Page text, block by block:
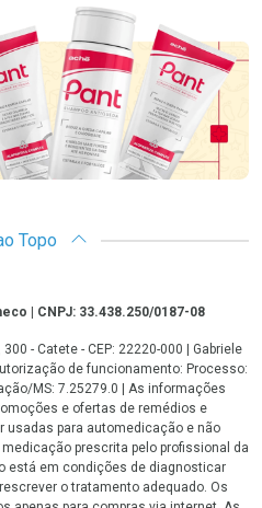
Topo
| CNPJ: 33.438.250/0187-08
- Catete - CEP: 22220-000 | Gabriele
de funcionamento: Processo:
MS: 7.25279.0 | As informações
e ofertas de remédios e
usadas para automedicação e não
prescrita pelo profissional da
está em condições de diagnosticar
o tratamento adequado. Os